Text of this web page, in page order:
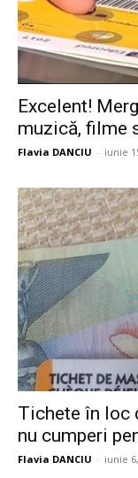
Excelent!
muzică, filme
Flavia DANCIU - iunie
Tichete în loc
nu cumperi
Flavia DANCIU - iunie